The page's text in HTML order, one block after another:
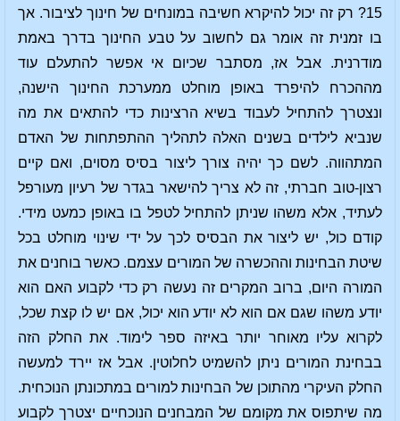
15? רק זה יכול להיקרא חשיבה במונחים של חינוך לציבור. אך
בו זמנית זה אומר גם לחשוב על טבע החינוך בדרך באמת
מודרנית. אבל אז, מסתבר שכיום אי אפשר להתעלם עוד
מההכרח להיפרד באופן מוחלט ממערכת החינוך הישנה,
ונצטרך להתחיל לעבוד בשיא הרצינות כדי להתאים את מה
שנביא לילדים בשנים האלה לתהליך ההתפתחות של האדם
המתהווה. לשם כך יהיה צורך ליצור בסיס מסוים, ואם קיים
רצון-טוב חברתי, זה לא צריך להישאר בגדר של רעיון מעורפל
לעתיד, אלא משהו שניתן להתחיל לטפל בו באופן כמעט מידי.
קודם כול, יש ליצור את הבסיס לכך על ידי שינוי מוחלט בכל
שיטת הבחינות וההכשרה של המורים עצמם. כאשר בוחנים את
המורה היום, ברוב המקרים זה נעשה רק כדי לקבוע האם הוא
יודע משהו שגם אם הוא לא יודע הוא יכול, אם יש לו קצת שכל,
לקרוא עליו מאוחר יותר באיזה ספר לימוד. את החלק הזה
בבחינת המורים ניתן להשמיט לחלוטין. אבל אז יירד למעשה
החלק העיקרי מהתוכן של הבחינות למורים במתכונתן הנוכחית.
מה שיתפוס את מקומם של המבחנים הנוכחיים יצטרך לקבוע